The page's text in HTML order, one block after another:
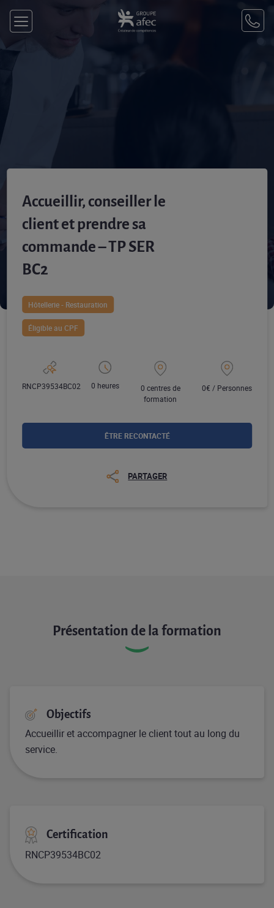
Accueillir, conseiller le
client et prendre sa
commande – TP SER
BC2
Hôtellerie - Restauration
Éligible au CPF
RNCP39534BC02 0 heures
0 centres de
formation
0€ / Personnes
ÊTRE RECONTACTÉ
PARTAGER
Présentation de la formation
Objectifs
Accueillir et accompagner le client tout au long du
service.
Certification
RNCP39534BC02